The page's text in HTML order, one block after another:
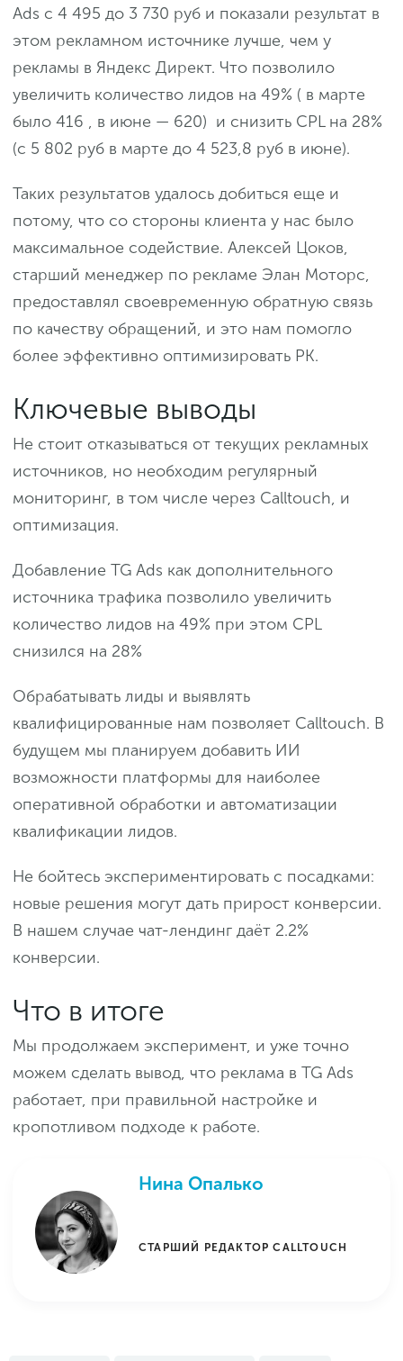
Ads с 4 495 до 3 730 руб и показали результат в
этом рекламном источнике лучше, чем у
рекламы в Яндекс Директ. Что позволило
увеличить количество лидов на 49% ( в марте
было 416 , в июне — 620) и снизить CPL на 28%
(c 5 802 руб в марте до 4 523,8 руб в июне).
Таких результатов удалось добиться еще и
потому, что со стороны клиента у нас было
максимальное содействие. Алексей Цоков,
старший менеджер по рекламе Элан Моторс,
предоставлял своевременную обратную связь
по качеству обращений, и это нам помогло
более эффективно оптимизировать РК.
Ключевые выводы
Не стоит отказываться от текущих рекламных
источников, но необходим регулярный
мониторинг, в том числе через Calltouch, и
оптимизация.
Добавление TG Ads как дополнительного
источника трафика позволило увеличить
количество лидов на 49% при этом CPL
снизился на 28%
Обрабатывать лиды и выявлять
квалифицированные нам позволяет Calltouch. В
будущем мы планируем добавить ИИ
возможности платформы для наиболее
оперативной обработки и автоматизации
квалификации лидов.
Не бойтесь экспериментировать с посадками:
новые решения могут дать прирост конверсии.
В нашем случае чат-лендинг даёт 2.2%
конверсии.
Что в итоге
Мы продолжаем эксперимент, и уже точно
можем сделать вывод, что реклама в TG Ads
работает, при правильной настройке и
кропотливом подходе к работе.
Нина Опалько
СТАРШИЙ РЕДАКТОР CALLTOUCH